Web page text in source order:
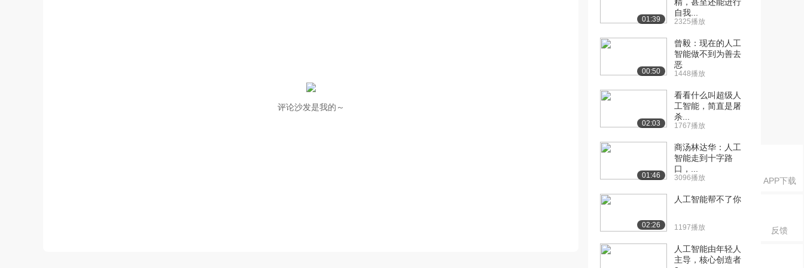
APP下载
反馈
评论沙发是我的～
01:39
自我...
2325播放
00:50
曾毅：现在的人工
智能做不到为善去
恶
1448播放
02:03
看看什么叫超级人
工智能，简直是屠
杀...
1767播放
01:46
商汤林达华：人工
智能走到十字路
口，...
3096播放
02:26
人工智能帮不了你
1197播放
人工智能由年轻人
主导，核心创造者